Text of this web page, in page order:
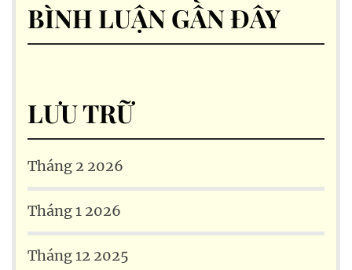
BÌNH LUẬN GẦN ĐÂY
LƯU TRỮ
Tháng 2 2026
Tháng 1 2026
Tháng 12 2025